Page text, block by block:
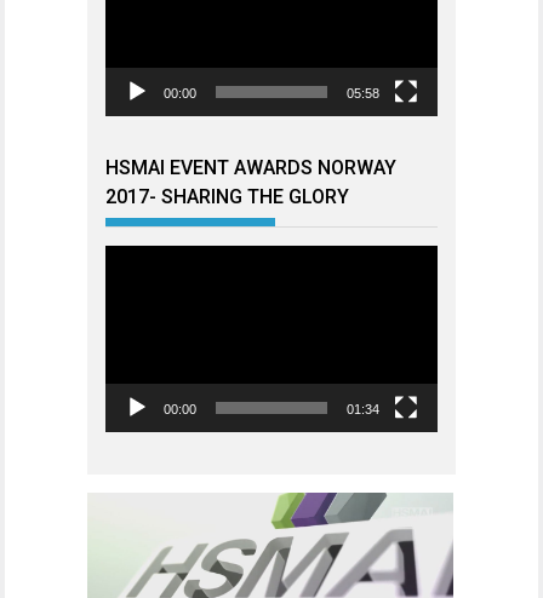
00:00 05:58
HSMAI EVENT AWARDS NORWAY
2017- SHARING THE GLORY
00:00 01:34